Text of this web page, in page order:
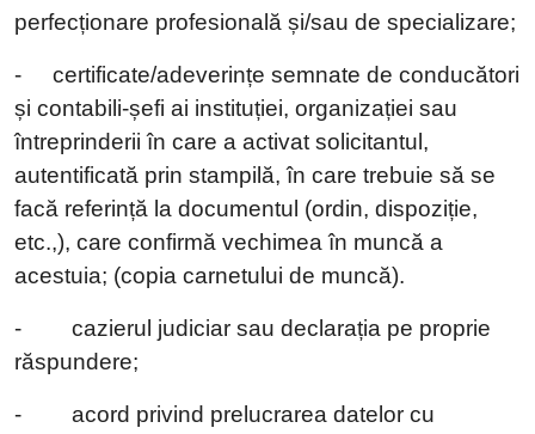
perfecționare profesională și/sau de specializare;
-
certificate/adeverințe semnate de conducători
și contabili-șefi ai instituției, organizației sau
întreprinderii în care a activat solicitantul,
autentificată prin stampilă, în care trebuie să se
facă referință la documentul (ordin, dispoziție,
etc.,), care confirmă vechimea în muncă a
acestuia; (copia carnetului de muncă).
-
cazierul judiciar sau declarația pe proprie
răspundere;
-
acord privind prelucrarea datelor cu